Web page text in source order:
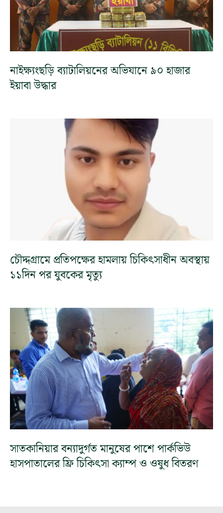
নাইক্ষ্যংছড়ি ব্যাটালিয়নের অভিযানে ৯০ হাজার
ইয়াবা উদ্ধার
চৌদ্দগ্রামে প্রতিপক্ষের হামলায় চিকিৎসাধীন অবস্থায়
১১দিন পর যুবকের মৃত্যু
সাতকানিয়ার বন্যাদুর্গত মানুষের পাশে পার্কভিউ
হাসপাতালের ফ্রি চিকিৎসা ক্যাম্প ও ওষুধ বিতরণ